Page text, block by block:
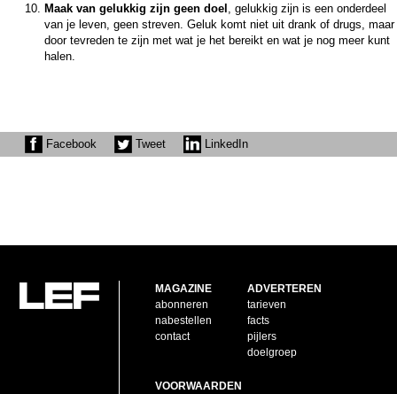
Maak van gelukkig zijn geen doel , gelukkig zijn is een onderdeel
van je leven, geen streven. Geluk komt niet uit drank of drugs, maar
door tevreden te zijn met wat je het bereikt en wat je nog meer kunt
halen.
Facebook Tweet LinkedIn
MAGAZINE
abonneren
nabestellen
contact
ADVERTEREN
tarieven
facts
pijlers
doelgroep
VOORWAARDEN